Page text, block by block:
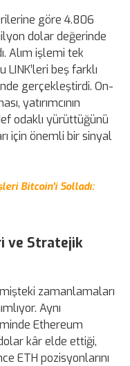
göre 4.806
dolar değerinde
Alım işlemi tek
LINK’leri beş farklı
gerçekleştirdi. On-
yatırımcının
odaklı yürüttüğünü
için önemli bir sinyal
Bitcoin'i Solladı:
ve Stratejik
zamanlamaları
Aynı
Ethereum
kâr elde ettiği,
ETH pozisyonlarını